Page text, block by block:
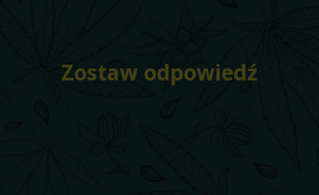
Zostaw odpowiedź